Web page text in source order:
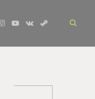
I
Y
V
S